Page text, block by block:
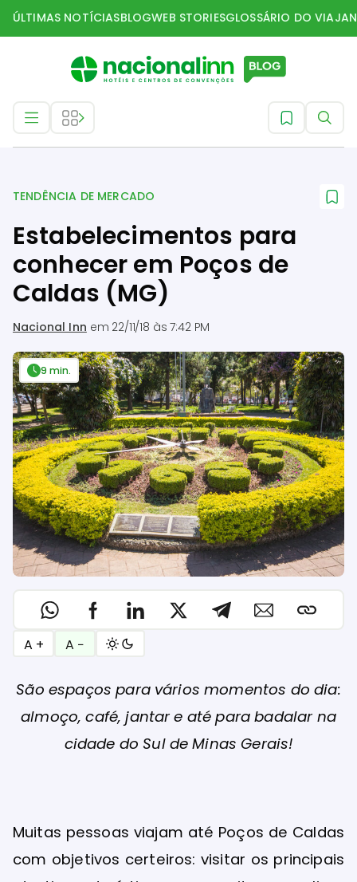
ÚLTIMAS NOTÍCIASBLOGWEB STORIESGLOSSÁRIO DO
Tendência de mercado
TENDÊNCIA DE MERCADO
Estabelecimentos para
conhecer em Poços de
Caldas (MG)
Nacional Inn em 22/11/18 às 7:42 PM
9 min.
A + A −
São espaços para vários momentos do dia:
almoço, café, jantar e até para badalar na
cidade do Sul de Minas Gerais!
Muitas pessoas viajam até Poços de Caldas
com objetivos certeiros: visitar os principais